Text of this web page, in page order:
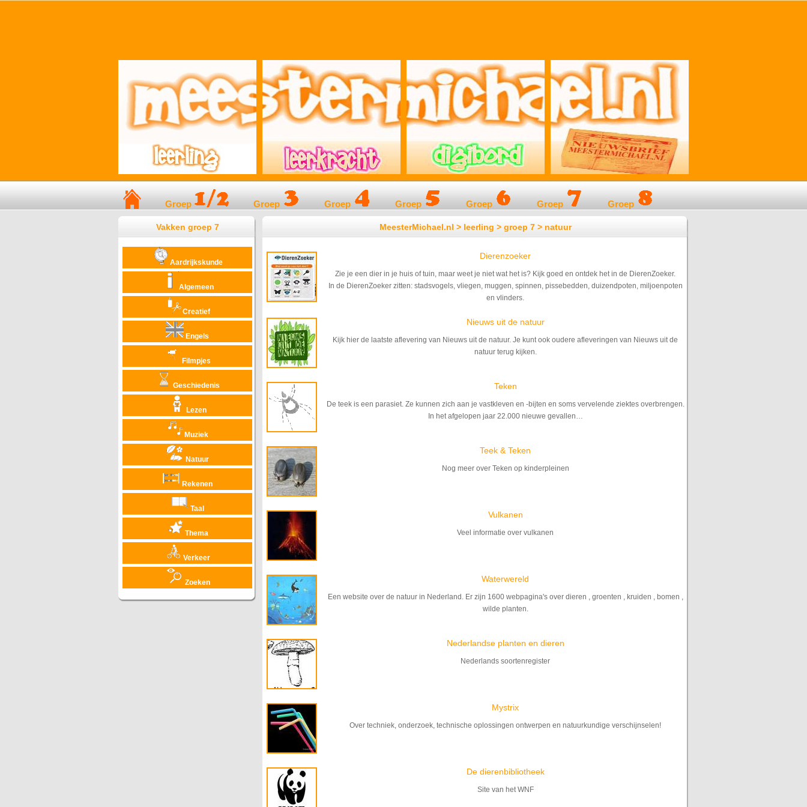
Groep Groep Groep Groep Groep Groep Groep
Vakken groep 7
Aardrijkskunde
Algemeen
Creatief
Engels
Filmpjes
Geschiedenis
Lezen
Muziek
Natuur
Rekenen
Taal
Thema
Verkeer
Zoeken
MeesterMichael.nl > leerling > groep 7 > natuur
Dierenzoeker
Zie je een dier in je huis of tuin, maar weet je niet wat het is? Kijk goed en ontdek het in de DierenZoeker.
In de DierenZoeker zitten: stadsvogels, vliegen, muggen, spinnen, pissebedden, duizendpoten, miljoenpoten
en vlinders.
Nieuws uit de natuur
Kijk hier de laatste aflevering van Nieuws uit de natuur. Je kunt ook oudere afleveringen van Nieuws uit de
natuur terug kijken.
Teken
De teek is een parasiet. Ze kunnen zich aan je vastkleven en -bijten en soms vervelende ziektes overbrengen.
In het afgelopen jaar 22.000 nieuwe gevallen…
Teek & Teken
Nog meer over Teken op kinderpleinen
Vulkanen
Veel informatie over vulkanen
Waterwereld
Een website over de natuur in Nederland. Er zijn 1600 webpagina's over dieren , groenten , kruiden , bomen ,
wilde planten.
Nederlandse planten en dieren
Nederlands soortenregister
Mystrix
Over techniek, onderzoek, technische oplossingen ontwerpen en natuurkundige verschijnselen!
De dierenbibliotheek
Site van het WNF